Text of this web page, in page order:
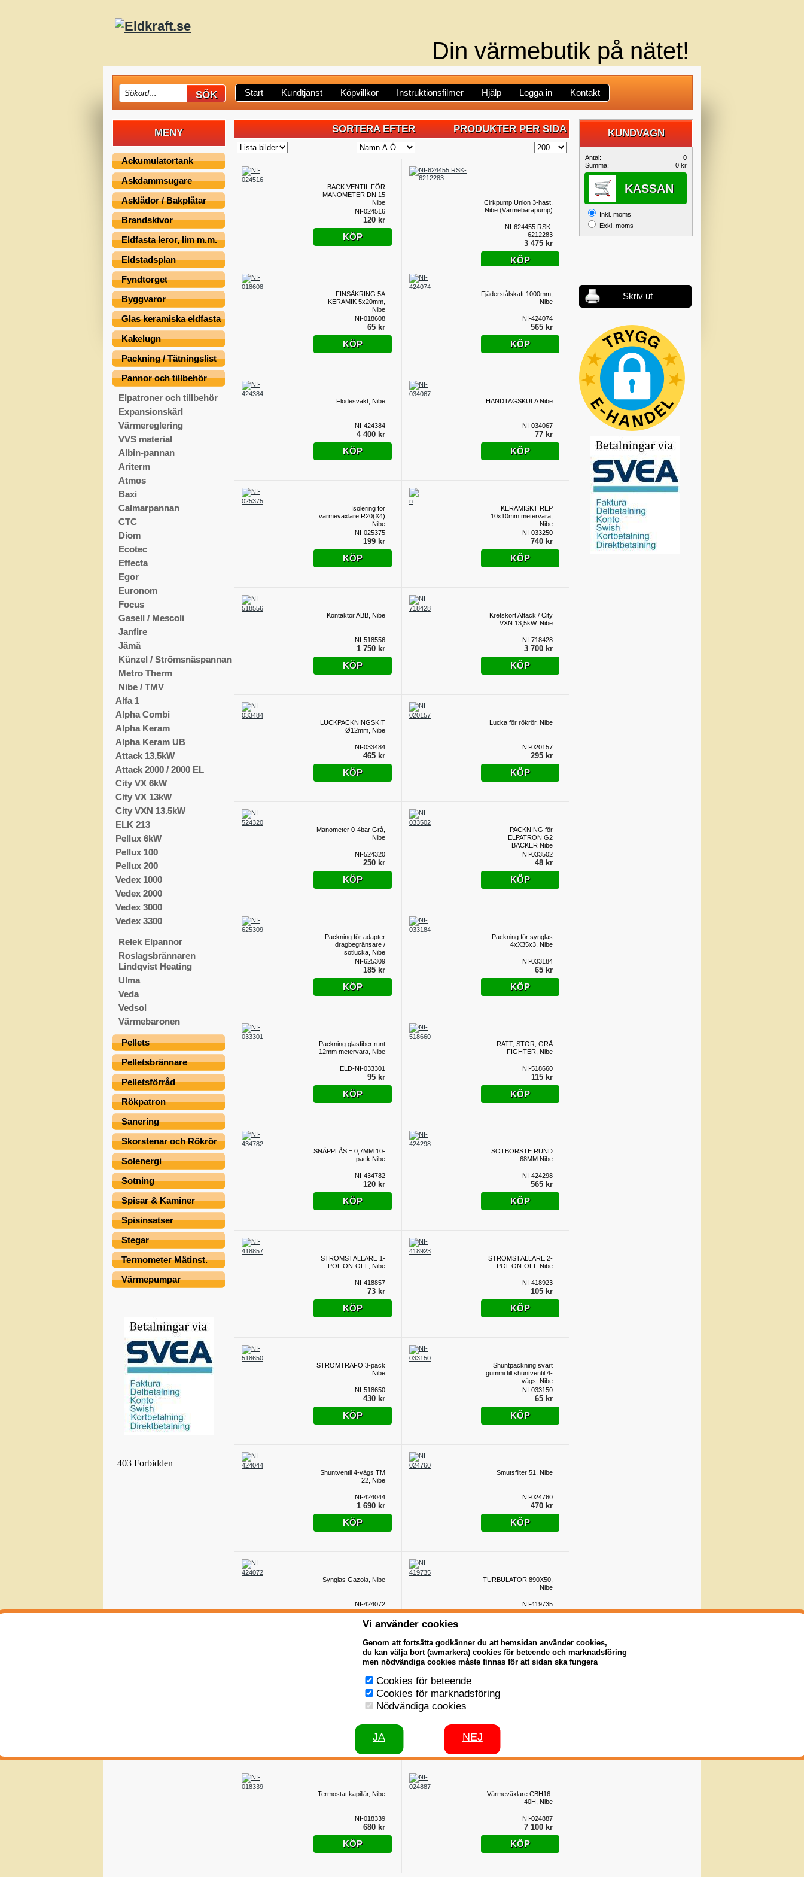
Din värmebutik på nätet!
Start Kundtjänst Köpvillkor Instruktionsfilmer Hjälp Logga in Kontakt
MENY
Ackumulatortank
Askdammsugare
Asklådor / Bakplåtar
Brandskivor
Eldfasta leror, lim m.m.
Eldstadsplan
Fyndtorget
Byggvaror
Glas keramiska eldfasta
Kakelugn
Packning / Tätningslist
Pannor och tillbehör
Elpatroner och tillbehör
Expansionskärl
Värmereglering
VVS material
Albin-pannan
Ariterm
Atmos
Baxi
Calmarpannan
CTC
Diom
Ecotec
Effecta
Egor
Euronom
Focus
Gasell / Mescoli
Janfire
Jämä
Künzel / Strömsnäspannan
Metro Therm
Nibe / TMV
Alfa 1
Alpha Combi
Alpha Keram
Alpha Keram UB
Attack 13,5kW
Attack 2000 / 2000 EL
City VX 6kW
City VX 13kW
City VXN 13.5kW
ELK 213
Pellux 6kW
Pellux 100
Pellux 200
Vedex 1000
Vedex 2000
Vedex 3000
Vedex 3300
Relek Elpannor
Roslagsbrännaren
Lindqvist Heating
Ulma
Veda
Vedsol
Värmebaronen
Pellets
Pelletsbrännare
Pelletsförråd
Rökpatron
Sanering
Skorstenar och Rökrör
Solenergi
Sotning
Spisar & Kaminer
Spisinsatser
Stegar
Termometer Mätinst.
Värmepumpar
KUNDVAGN
KUNDVAGN
Antal:
0
Summa:
0 kr
KASSAN
Inkl. moms
Exkl. moms
Skriv ut
SORTERA EFTER PRODUKTER PER SIDA
BACK.VENTIL FÖR
MANOMETER DN 15
Nibe
NI-024516
120 kr
KÖP
Cirkpump Union 3-hast,
Nibe (Värmebärapump)
NI-624455 RSK-
6212283
3 475 kr
KÖP
FINSÄKRING 5A
KERAMIK 5x20mm,
Nibe
NI-018608
65 kr
KÖP
Fjäderstålskaft 1000mm,
Nibe
NI-424074
565 kr
KÖP
Flödesvakt, Nibe
NI-424384
4 400 kr
KÖP
HANDTAGSKULA Nibe
NI-034067
77 kr
KÖP
Isolering för
värmeväxlare R20(X4)
Nibe
NI-025375
199 kr
KÖP
KERAMISKT REP
10x10mm metervara,
Nibe
NI-033250
740 kr
KÖP
Kontaktor ABB, Nibe
NI-518556
1 750 kr
KÖP
Kretskort Attack / City
VXN 13,5kW, Nibe
NI-718428
3 700 kr
KÖP
LUCKPACKNINGSKIT
Ø12mm, Nibe
NI-033484
465 kr
KÖP
Lucka för rökrör, Nibe
NI-020157
295 kr
KÖP
Manometer 0-4bar Grå,
Nibe
NI-524320
250 kr
KÖP
PACKNING för
ELPATRON G2
BACKER Nibe
NI-033502
48 kr
KÖP
Packning för adapter
dragbegränsare /
sotlucka, Nibe
NI-625309
185 kr
KÖP
Packning för synglas
4xX35x3, Nibe
NI-033184
65 kr
KÖP
Packning glasfiber runt
12mm metervara, Nibe
ELD-NI-033301
95 kr
KÖP
RATT, STOR, GRÅ
FIGHTER, Nibe
NI-518660
115 kr
KÖP
SNÄPPLÅS = 0,7MM 10-
pack Nibe
NI-434782
120 kr
KÖP
SOTBORSTE RUND
68MM Nibe
NI-424298
565 kr
KÖP
STRÖMSTÄLLARE 1-
POL ON-OFF, Nibe
NI-418857
73 kr
KÖP
STRÖMSTÄLLARE 2-
POL ON-OFF Nibe
NI-418923
105 kr
KÖP
STRÖMTRAFO 3-pack
Nibe
NI-518650
430 kr
KÖP
Shuntpackning svart
gummi till shuntventil 4-
vägs, Nibe
NI-033150
65 kr
KÖP
Shuntventil 4-vägs TM
22, Nibe
NI-424044
1 690 kr
KÖP
Smutsfilter 51, Nibe
NI-024760
470 kr
KÖP
Synglas Gazola, Nibe
NI-424072
365 kr
TURBULATOR 890X50,
Nibe
NI-419735
235 kr
Temperaturbegränsare
kapillär, Nibe
NI-518560
Termostat kapillär, Nibe
NI-018339
680 kr
KÖP
Värmeväxlare CBH16-
40H, Nibe
NI-024887
7 100 kr
KÖP
Vi använder cookies
Genom att fortsätta godkänner du att hemsidan använder cookies,
du kan välja bort (avmarkera) cookies för beteende och marknadsföring
men nödvändiga cookies måste finnas för att sidan ska fungera
Cookies för beteende
Cookies för marknadsföring
Nödvändiga cookies
JA NEJ